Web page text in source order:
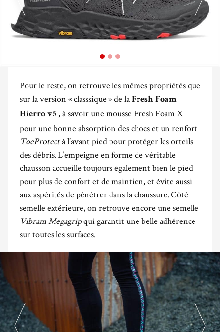
Pour le reste, on retrouve les mêmes propriétés que
sur la version « classsique » de laFresh Foam
Hierro v5 , à savoir une mousse Fresh Foam X
pour une bonne absorption des chocs et un renfort
ToeProtectà l’avant pied pour protéger les orteils
des débris. L’empeigne en forme de véritable
chausson accueille toujours également bien le pied
pour plus de confort et de maintien, et évite aussi
aux aspérités de pénétrer dans la chaussure. Côté
semelle extérieure, on retrouve encore une semelle
Vibram Megagripqui garantit une belle adhérence
sur toutes les surfaces.